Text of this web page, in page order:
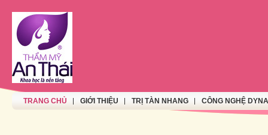
TRANG CHỦ GIỚI THIỆU TRỊ TÀN NHANG CÔNG NGHỆ